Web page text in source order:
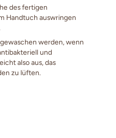
des fertigen
Handtuch auswringen
werden, wenn
und
also aus, das
zu lüften.